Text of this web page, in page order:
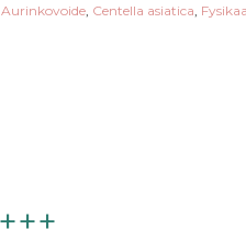
Aurinkovoide, Centella asiatica